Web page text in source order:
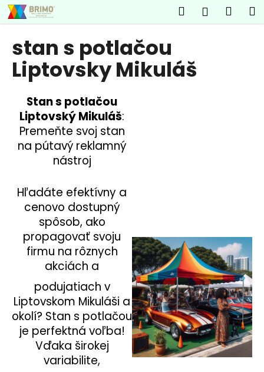
Prejsť
na
obsah
Hľadať
stan s potlačou
Liptovsky Mikuláš
Stan s potlačou
Liptovský Mikuláš:
Premeňte svoj stan
na pútavý reklamný
nástroj
Hľadáte efektívny a
cenovo dostupný
spôsob, ako
propagovať svoju
firmu na rôznych
akciách a
podujatiach v
Liptovskom Mikuláši a
okolí? Stan s potlačou
je perfektná voľba!
Vďaka širokej
variabilite,
K
o
Č
o
o
e
u
j
s
ť
?